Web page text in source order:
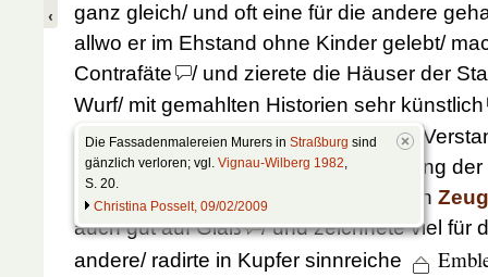
ganz gleich/ und oft eine für die andere
allwo er im Ehstand ohne Kinder gelebt/
Contrafäte
/ und zierete die Häuser der
Wurf/ mit gemahlten Historien sehr künstlich
Die Fassadenmalereien Murers in Straßburg sind
gänzlich verloren; vgl. Vignau-Wilberg 1982,
S. 20.
Christina Posselt, 09/02/2009
ganze Eydgenoßenschaftmit gutem
mit Farben gemahlt/ auch den Ursprung
dabey gefügt; wie zu sehen im großen
auch gut auf Glaß
/ und zeichnete viel für
andere/ radirte in Kupfer sinnreiche